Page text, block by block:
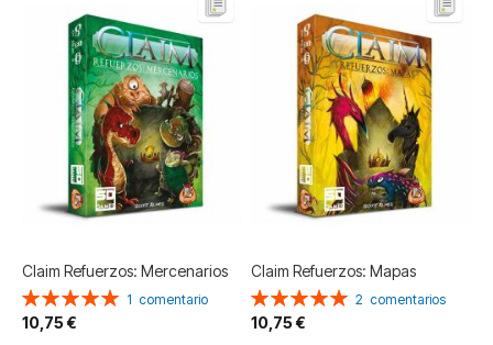
Claim Refuerzos: Mercenarios
Valoración:
100%
1 comentario
10,75 €
Claim Refuerzos: Mapas
Valoración:
100%
2 comentarios
10,75 €